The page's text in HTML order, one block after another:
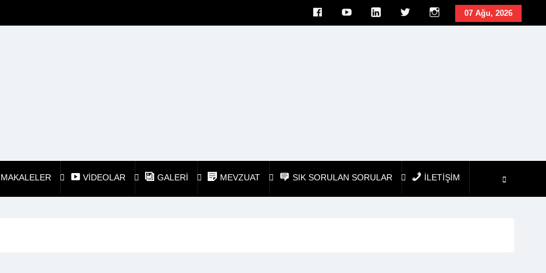
07 Ağu, 2026
facebook youtube linkedin twitter İnstagram
MAKALELER VİDEOLAR GALERİ MEVZUAT SIK SORULAN SORULAR İLETİŞİM